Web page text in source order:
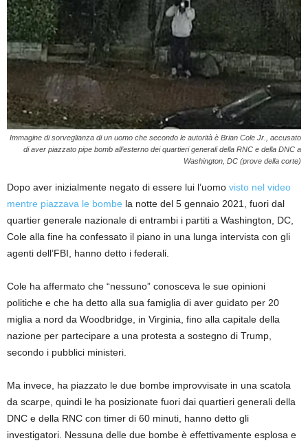
Immagine di sorveglianza di un uomo che secondo le autorità è Brian Cole Jr., accusato
di aver piazzato pipe bomb all’esterno dei quartieri generali della RNC e della DNC a
Washington, DC (prove della corte)
Dopo aver inizialmente negato di essere lui l’uomo visto nel video
mentre piazzava le bombe la notte del 5 gennaio 2021, fuori dal
quartier generale nazionale di entrambi i partiti a Washington, DC,
Cole alla fine ha confessato il piano in una lunga intervista con gli
agenti dell’FBI, hanno detto i federali.
Cole ha affermato che “nessuno” conosceva le sue opinioni
politiche e che ha detto alla sua famiglia di aver guidato per 20
miglia a nord da Woodbridge, in Virginia, fino alla capitale della
nazione per partecipare a una protesta a sostegno di Trump,
secondo i pubblici ministeri.
Ma invece, ha piazzato le due bombe improvvisate in una scatola
da scarpe, quindi le ha posizionate fuori dai quartieri generali della
DNC e della RNC con timer di 60 minuti, hanno detto gli
investigatori. Nessuna delle due bombe è effettivamente esplosa e